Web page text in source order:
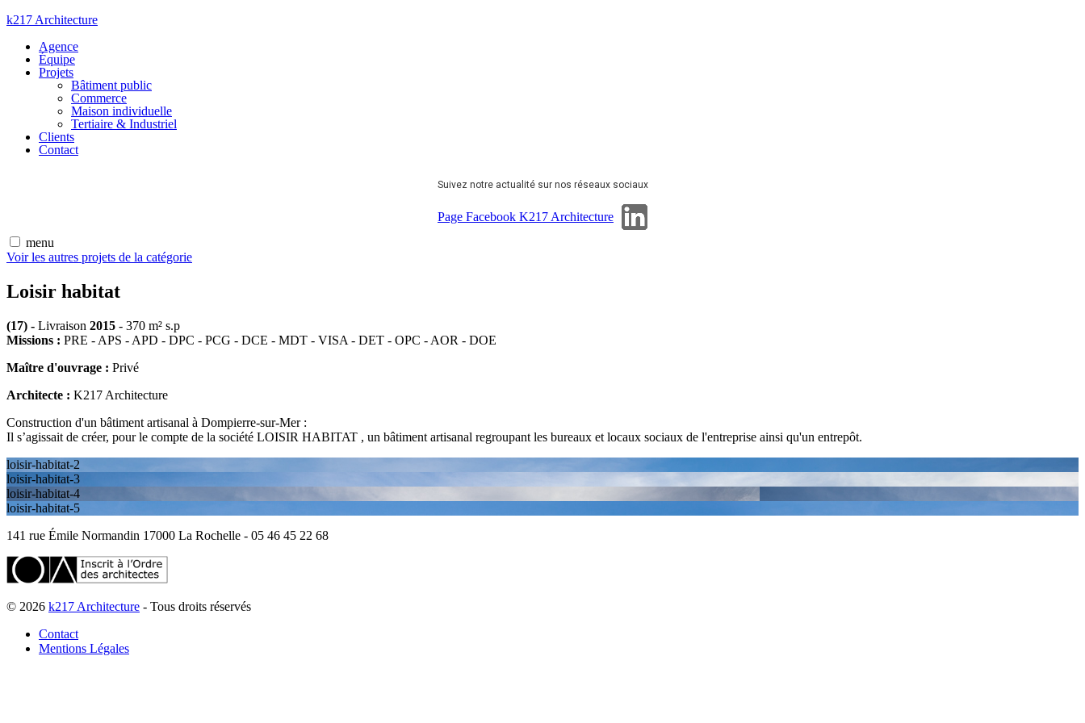
Aller
contenu
k217 Architecture
Agence
Équipe
Projets
Bâtiment public
Commerce
Maison individuelle
Tertiaire & Industriel
Clients
Contact
Suivez notre actualité sur nos réseaux sociaux
Page Facebook K217 Architecture
menu
Voir les autres projets de la catégorie
Loisir habitat
(17) - Livraison 2015 - 370 m² s.p
Missions : PRE - APS - APD - DPC - PCG - DCE - MDT - VISA - DET - OPC - AOR - DOE
Maître d'ouvrage : Privé
Architecte : K217 Architecture
Construction d'un bâtiment artisanal à Dompierre-sur-Mer :
Il s’agissait de créer, pour le compte de la société LOISIR HABITAT , un bâtiment artisanal regroupant les bureaux et locaux sociaux de l'entreprise ainsi qu'un entrepôt.
loisir-habitat-2
loisir-habitat-3
loisir-habitat-4
loisir-habitat-5
141 rue Émile Normandin 17000 La Rochelle - 05 46 45 22 68
© 2026 k217 Architecture - Tous droits réservés
Contact
Mentions Légales